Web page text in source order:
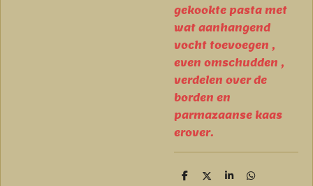
gekookte pasta met
wat aanhangend
vocht toevoegen ,
even omschudden ,
verdelen over de
borden en
parmazaanse kaas
erover.
D
D
S
D